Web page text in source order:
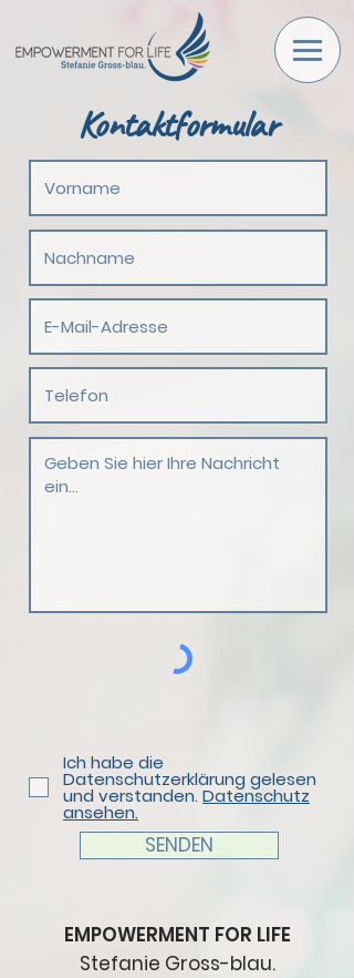
Kontaktformular
Ich habe die
Datenschutzerklärung gelesen
und verstanden. Datenschutz
ansehen.
SENDEN
EMPOWERMENT FOR LIFE
Stefanie Gross-blau.